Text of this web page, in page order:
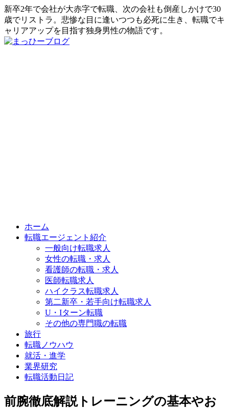
新卒2年で会社が大赤字で転職、次の会社も倒産しかけで30
歳でリストラ。悲惨な目に逢いつつも必死に生き、転職でキ
ャリアアップを目指す独身男性の物語です。
ホーム
転職エージェント紹介
一般向け転職求人
女性の転職・求人
看護師の転職・求人
医師転職求人
ハイクラス転職求人
第二新卒・若手向け転職求人
U・Iターン転職
その他の専門職の転職
旅行
転職ノウハウ
就活・進学
業界研究
転職活動日記
前腕徹底解説トレーニングの基本やお